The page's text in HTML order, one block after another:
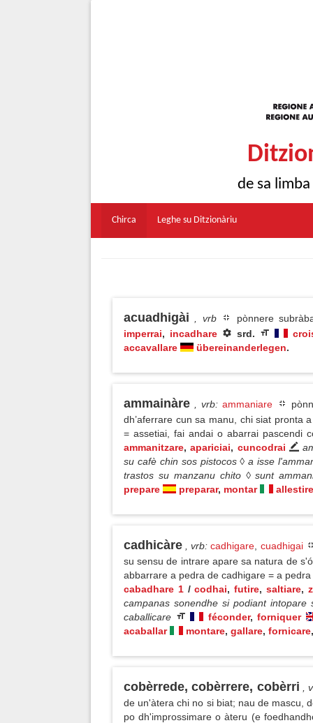
de sa
Chirca Leghe su Ditzionàriu
acuadhigài , vrb
pònnere
imperrai, incadhare srd.
accavallare
übereinanderlegen.
ammainàre , vrb: ammaniare
dh’aferrare cun sa manu, chi siat pronta
= assetiai, fai andai o abarrai pascendi
ammanitzare,apariciai, cuncodrai
su cafè chin sos pistocos ◊ a isse
trastos su manzanu chito ◊ sunt
prepare
preparar, montar allestire
cadhicàre , vrb: cadhigare cuadhigai
su sensu de intrare apare sa natura de
abbarrare a pedra de cadhigare = a
cabadhare 1 / codhai,futire,saltiare,
campanas sonendhe si podiant
caballicare
féconder, forniquer
acaballar
montare, gallare, fornicare,
cobèrrede, cobèrrere, cobèrri
,
de un'àtera chi no si biat; nau de mascu,
po dh'improssimare o àteru (e